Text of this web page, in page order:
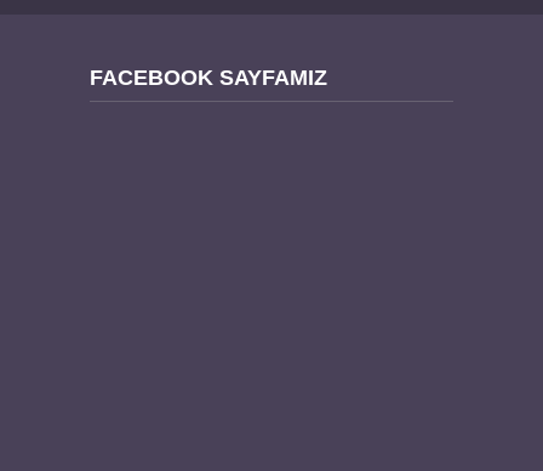
FACEBOOK SAYFAMIZ